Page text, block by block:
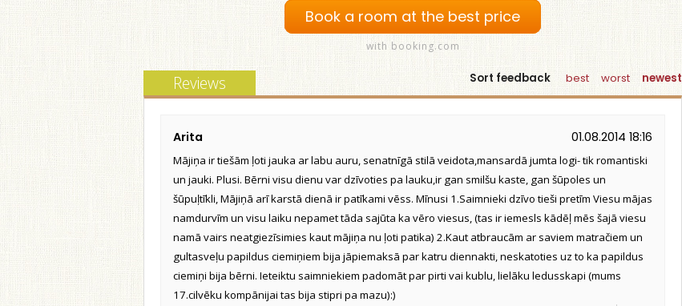
Book a room at the best price
with booking.com
Sort feedback best worst newest
Reviews
Arita 01.08.2014 18:16
Mājiņa ir tiešām ļoti jauka ar labu auru, senatnīgā stilā veidota,mansardā jumta logi- tik romantiski
un jauki. Plusi. Bērni visu dienu var dzīvoties pa lauku,ir gan smilšu kaste, gan šūpoles un
šūpuļtīkli, Mājiņā arī karstā dienā ir patīkami vēss. Mīnusi 1.Saimnieki dzīvo tieši pretīm Viesu mājas
namdurvīm un visu laiku nepamet tāda sajūta ka vēro viesus, (tas ir iemesls kādēļ mēs šajā viesu
namā vairs neatgiezīsimies kaut mājiņa nu ļoti patika) 2.Kaut atbraucām ar saviem matračiem un
gultasveļu papildus ciemiņiem bija jāpiemaksā par katru diennakti, neskatoties uz to ka papildus
ciemiņi bija bērni. Ieteiktu saimniekiem padomāt par pirti vai kublu, lielāku ledusskapi (mums
17.cilvēku kompānijai tas bija stipri pa mazu):)